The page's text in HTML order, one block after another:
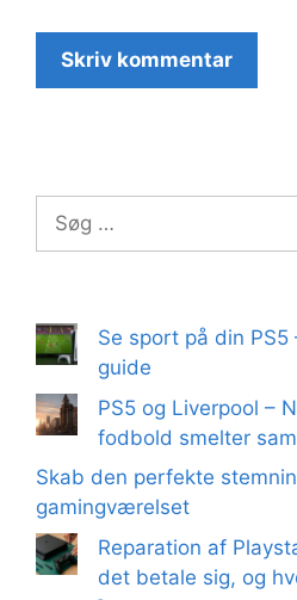
Søg
efter:
Se sport på din
guide
PS5 og Liverpool –
fodbold smelter
Skab den perfekte
gamingværelset
Reparation af
det betale sig, og